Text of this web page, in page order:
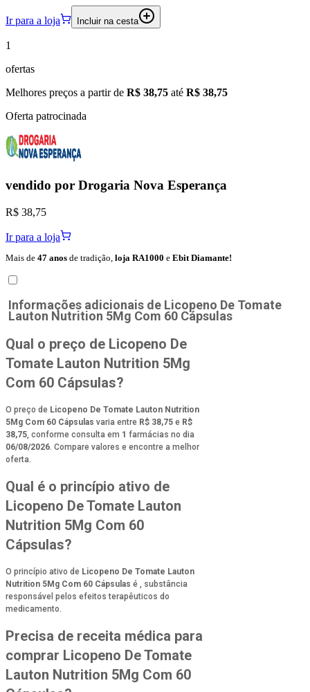
Ir para a loja Incluir na cesta
1
ofertas
Melhores preços a partir de R$ 38,75 até R$ 38,75
Oferta patrocinada
vendido por Drogaria Nova Esperança
R$ 38,75
Ir para a loja
Mais de 47 anos de tradição, loja RA1000 e Ebit Diamante!
Informações adicionais de Licopeno De Tomate
Lauton Nutrition 5Mg Com 60 Cápsulas
Qual o preço de Licopeno De
Tomate Lauton Nutrition 5Mg
Com 60 Cápsulas?
O preço de Licopeno De Tomate Lauton Nutrition
5Mg Com 60 Cápsulas varia entre R$ 38,75 e R$
38,75 , conforme consulta em 1 farmácias no dia
06/08/2026 . Compare valores e encontre a melhor
oferta.
Qual é o princípio ativo de
Licopeno De Tomate Lauton
Nutrition 5Mg Com 60
Cápsulas?
O princípio ativo de Licopeno De Tomate Lauton
Nutrition 5Mg Com 60 Cápsulas é
, substância
responsável pelos efeitos terapêuticos do
medicamento.
Precisa de receita médica para
comprar Licopeno De Tomate
Lauton Nutrition 5Mg Com 60